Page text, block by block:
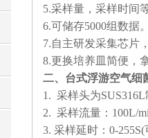
5.采样量，采样时间
6.可储存5000组数据
7.自主研发采集芯片
8.更换培养皿简便，
二、 台式浮游空气细
1. 采样头为
2. 采样流量：100L/
3. 采样延时：0-255S(